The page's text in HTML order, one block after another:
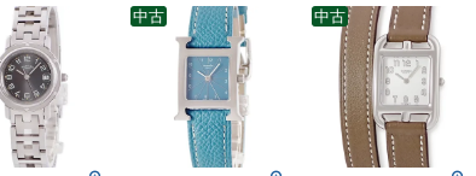
中古 中古